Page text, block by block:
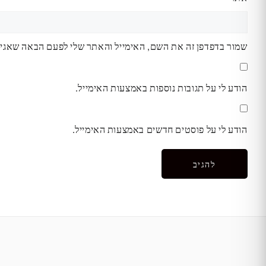
שמור בדפדפן זה את השם, האימייל והאתר שלי לפעם הבאה
הודע לי על תגובות נוספות באמצעות האימייל.
הודע לי על פוסטים חדשים באמצעות האימייל.